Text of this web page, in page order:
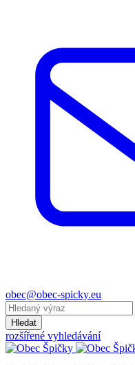
obec@obec-spicky.eu
Hledat
rozšířené vyhledávání